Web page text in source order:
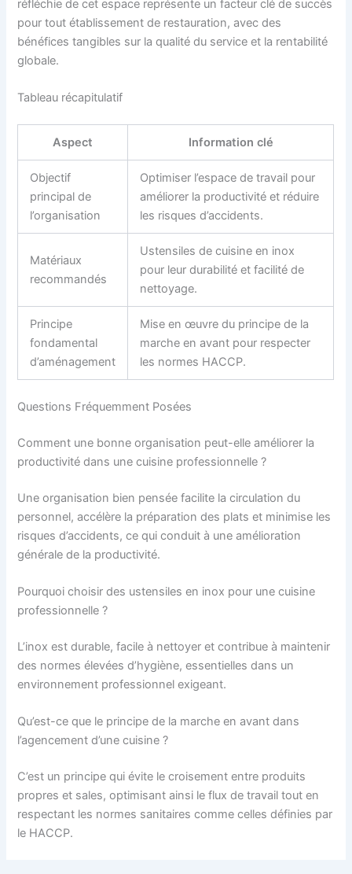
réfléchie de cet espace représente un facteur clé de succès
pour tout établissement de restauration, avec des
bénéfices tangibles sur la qualité du service et la rentabilité
globale.
Tableau récapitulatif
Aspect Information clé
Objectif
principal de
l’organisation
Optimiser l’espace de travail pour
améliorer la productivité et réduire
les risques d’accidents.
Matériaux
recommandés
Ustensiles de cuisine en inox
pour leur durabilité et facilité de
nettoyage.
Principe
fondamental
d’aménagement
Mise en œuvre du principe de la
marche en avant pour respecter
les normes HACCP.
Questions Fréquemment Posées
Comment une bonne organisation peut-elle améliorer la
productivité dans une cuisine professionnelle ?
Une organisation bien pensée facilite la circulation du
personnel, accélère la préparation des plats et minimise les
risques d’accidents, ce qui conduit à une amélioration
générale de la productivité.
Pourquoi choisir des ustensiles en inox pour une cuisine
professionnelle ?
L’inox est durable, facile à nettoyer et contribue à maintenir
des normes élevées d’hygiène, essentielles dans un
environnement professionnel exigeant.
Qu’est-ce que le principe de la marche en avant dans
l’agencement d’une cuisine ?
C’est un principe qui évite le croisement entre produits
propres et sales, optimisant ainsi le flux de travail tout en
respectant les normes sanitaires comme celles définies par
le HACCP.